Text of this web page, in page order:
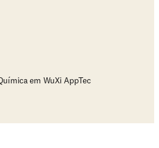
em WuXi AppTec